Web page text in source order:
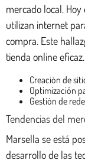
mercado local.
utilizan internet
compra. Este
tienda online eficaz.
Creación de
Optimización
Gestión de
Tendencias del
Marsella se está
desarrollo de las